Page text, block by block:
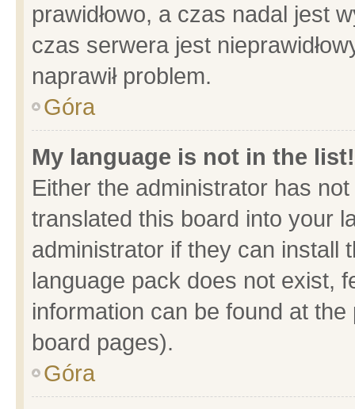
prawidłowo, a czas nadal jest
czas serwera jest
naprawił problem.
Góra
My language is not in the list!
Either the administrator has
translated this board into your
administrator if they can install
language pack does not exist,
information can be found at
board pages).
Góra